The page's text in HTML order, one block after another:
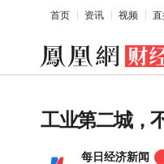
首页 资讯 视频
工业第二城，
每日经济新闻